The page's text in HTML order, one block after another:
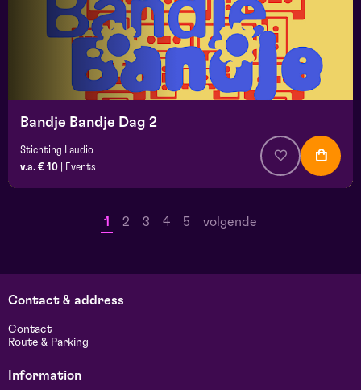
Bandje Bandje Dag 2
Stichting Laudio
v.a. € 10
Events
1 2 3 4 5 volgende
Contact & address
Contact
Route & Parking
Information